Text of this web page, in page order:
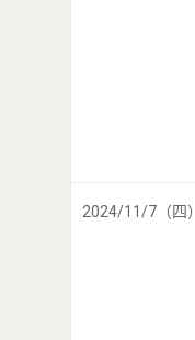
2024/11/7（四）